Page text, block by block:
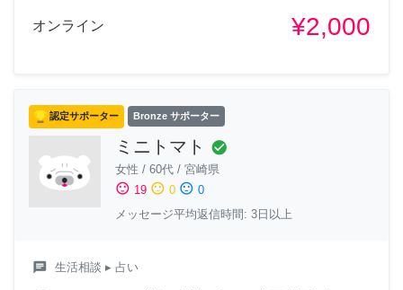
オンライン ¥2,000
認定サポーター Bronze サポーター
ミニトマト check_circle
女性 / 60代 / 宮崎県
sentiment_satisfied 19 sentiment_neutral 0 sentiment_dissatisfied 0
メッセージ平均返信時間: 3日以上
chat 生活相談 ▸ 占い